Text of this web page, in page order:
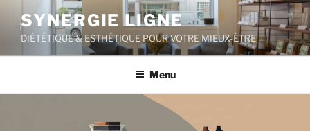
contenu
principal
SYNERGIE LIGNE
DIÉTÉTIQUE & ESTHÉTIQUE POUR VOTRE MIEUX-ÊTRE
Menu